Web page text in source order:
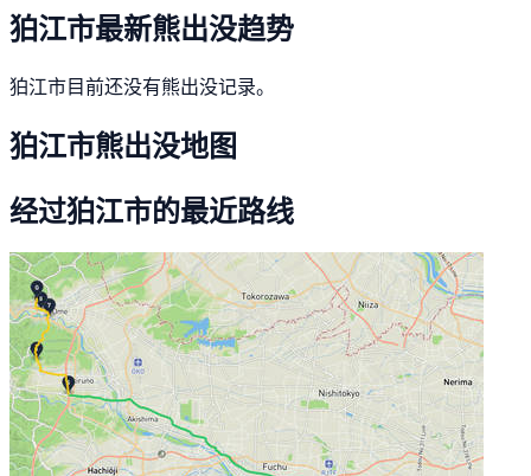
狛江市最新熊出没趋势
狛江市目前还没有熊出没记录。
狛江市熊出没地图
经过狛江市的最近路线